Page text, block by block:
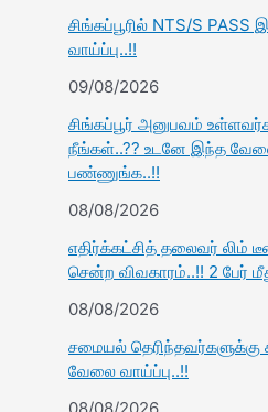
சிங்கப்பூரில் NTS/S
வாய்ப்பு..!!
09/08/2026
சிங்கப்பூர் அனுபவம்
நீங்கள்..?? உடனே இந்த
பண்ணுங்க..!!
08/08/2026
எதிர்க்கட்சித் தலைவர் லிம்
சென்ற விவகாரம்..!! 2 பேர்
08/08/2026
சமையல் தெரிந்தவர்களுக்கு
வேலை வாய்ப்பு..!!